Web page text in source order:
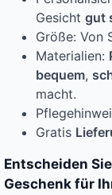
Gesicht gut
Größe: Von
Materialien:
bequem,
macht.
Gratis
Entscheiden
Geschenk für